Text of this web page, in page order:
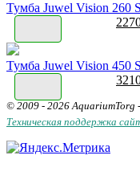
Тумба Juwel Vision 260
Тумба Juwel Vision 450
© 2009 - 2026 AquariumTorg
Техническая поддержка